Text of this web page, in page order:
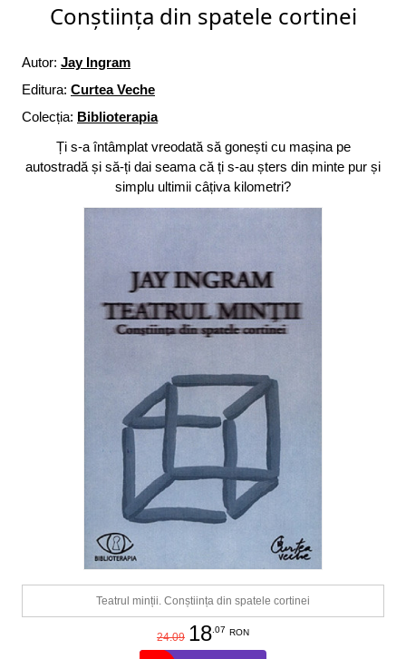
Conștiința din spatele cortinei
Autor: Jay Ingram
Editura: Curtea Veche
Colecția: Biblioterapia
Ți s-a întâmplat vreodată să gonești cu mașina pe
autostradă și să-ți dai seama că ți s-au șters din minte pur și
simplu ultimii câțiva kilometri?
Teatrul minții. Conștiința din spatele cortinei
24.09 18.07 RON